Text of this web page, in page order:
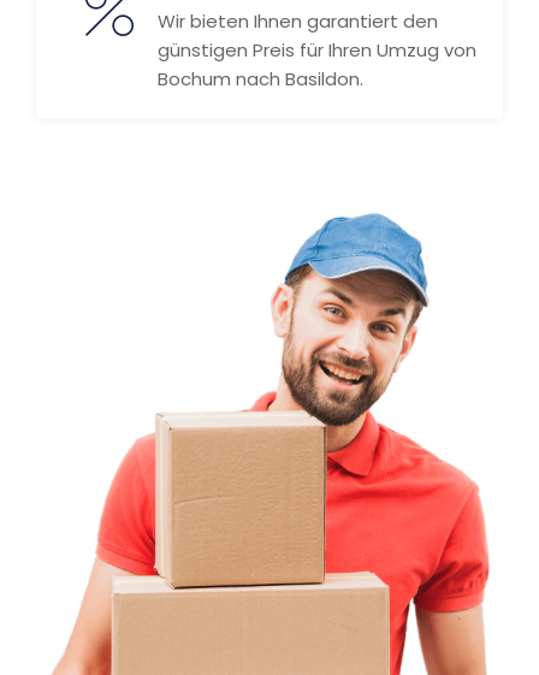
Wir bieten Ihnen garantiert den
günstigen Preis für Ihren Umzug von
Bochum nach Basildon.